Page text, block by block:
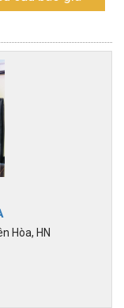
Hòa, HN